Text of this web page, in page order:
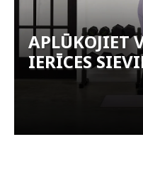
APLŪKOJIET
IERĪCES